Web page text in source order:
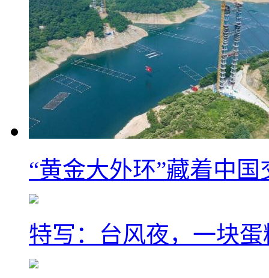
“黄金大外环”藏着中
特写：台风夜，一块